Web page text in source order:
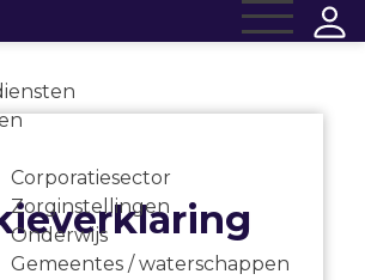
Corporatiesector
Zorginstellingen
Onderwijs
Gemeentes / waterschappen